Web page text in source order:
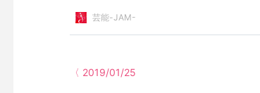
芸能-JAM-
〈 2019/01/25